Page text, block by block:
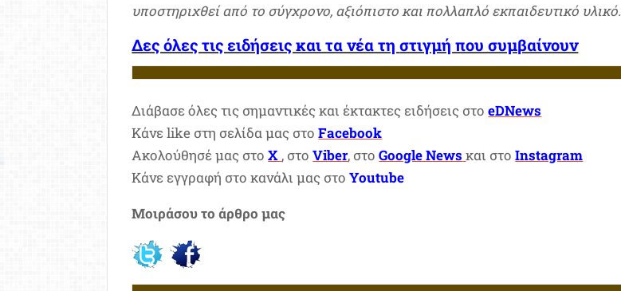
υποστηριχθεί από το σύγχρονο, αξιόπιστο και πολλαπλό εκπαιδευτικό υλικό.
Δες όλες τις ειδήσεις και τα νέα τηστιγμή που συμβαίνουν
Διάβασε όλες τις σημαντικές και έκτακτες ειδήσεις στοeDNews
Κάνε like στη σελίδα μας στοFacebook
Ακολούθησέ μας στοX , στοViber, στοGoogle News και στοInstagram
Κάνε εγγραφή στο κανάλι μας στοYoutube
Μοιράσου το άρθρο μας